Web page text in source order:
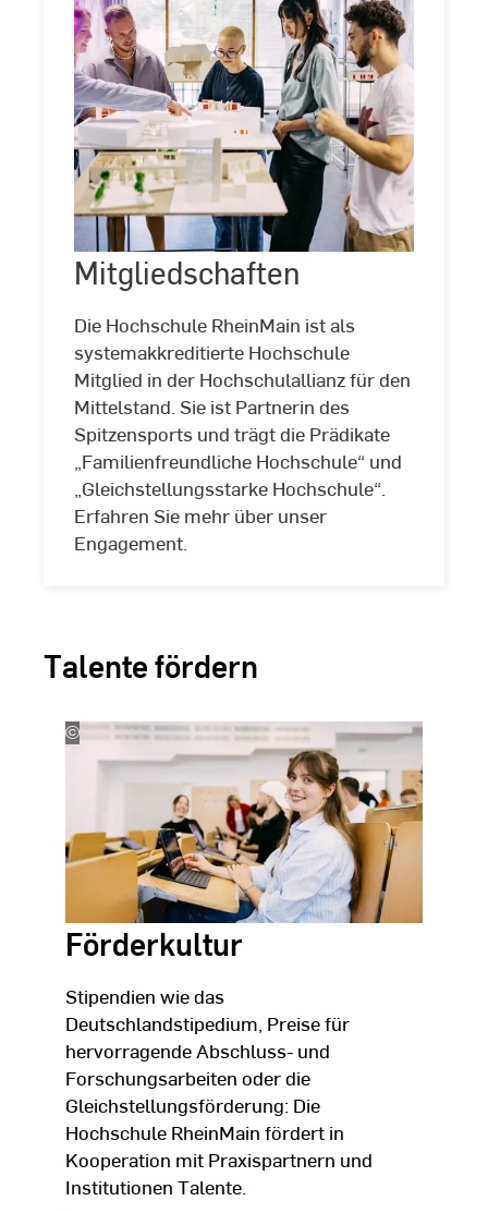
©
Studio
Steve
Mitgliedschaften
Die Hochschule RheinMain ist als
systemakkreditierte Hochschule
Mitglied in der Hochschulallianz für den
Mittelstand. Sie ist Partnerin des
Spitzensports und trägt die Prädikate
„Familienfreundliche Hochschule“ und
„Gleichstellungsstarke Hochschule“.
Erfahren Sie mehr über unser
Engagement.
Mitgliedschaften
Talente fördern
©
Studio
Steve
Förderkultur
Stipendien wie das
Deutschlandstipedium, Preise für
hervorragende Abschluss- und
Forschungsarbeiten oder die
Gleichstellungsförderung: Die
Hochschule RheinMain fördert in
Kooperation mit Praxispartnern und
Institutionen Talente.